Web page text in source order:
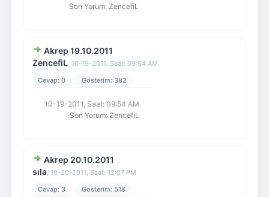
Son Yorum: ZencefiL
Akrep 19.10.2011
ZencefiL, 10-19-2011, Saat: 09:54 AM
0
382
10-19-2011, Saat: 09:54 AM
Son Yorum: ZencefiL
Akrep 20.10.2011
sıla, 10-20-2011, Saat: 12:07 PM
3
518